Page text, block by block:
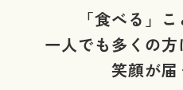
「食べる」
一人でも多くの
笑顔が届